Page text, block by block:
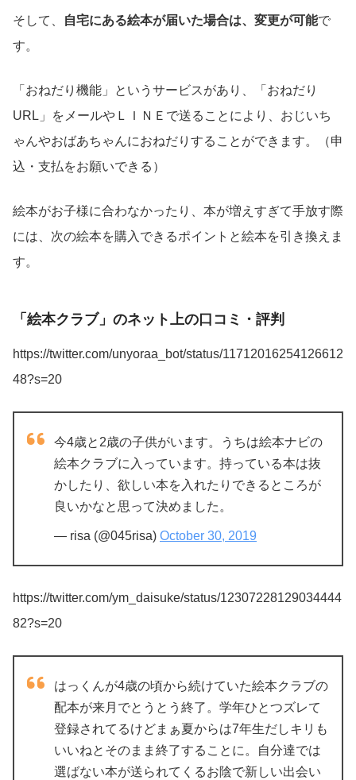
そして、 自宅にある絵本が届いた場合は、変更が可能で
す。
「おねだり機能」というサービスがあり、「おねだり
URL」をメールやＬＩＮＥで送ることにより、おじいち
ゃんやおばあちゃんにおねだりすることができます。（申
込・支払をお願いできる）
絵本がお子様に合わなかったり、本が増えすぎて手放す際
には、次の絵本を購入できるポイントと絵本を引き換えま
す。
「絵本クラブ」のネット上の口コミ・評判
https://twitter.com/unyoraa_bot/status/11712016254126612
48?s=20
今4歳と2歳の子供がいます。うちは絵本ナビの
絵本クラブに入っています。持っている本は抜
かしたり、欲しい本を入れたりできるところが
良いかなと思って決めました。
— risa (@045risa) October 30, 2019
https://twitter.com/ym_daisuke/status/12307228129034444
82?s=20
はっくんが4歳の頃から続けていた絵本クラブの
配本が来月でとうとう終了。学年ひとつズレて
登録されてるけどまぁ夏からは7年生だしキリも
いいねとそのまま終了することに。自分達では
選ばない本が送られてくるお陰で新しい出会い